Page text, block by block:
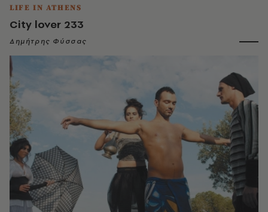
LIFE IN ATHENS
City lover 233
Δημήτρης Φύσσας